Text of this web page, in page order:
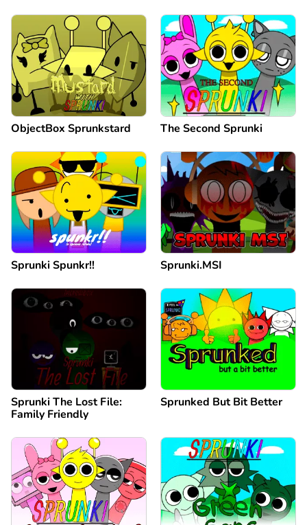
ObjectBox Sprunkstard The Second Sprunki
Sprunki Spunkr!! Sprunki.MSI
Sprunki The Lost File:
Family Friendly
Sprunked But Bit Better